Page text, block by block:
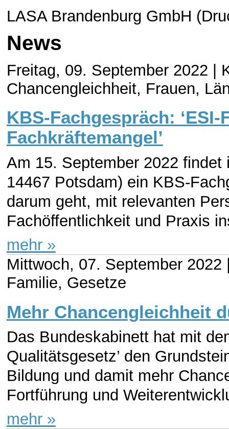
LASA Brandenburg GmbH
News
Freitag, 09. September 2022 |
Chancengleichheit, Frauen,
KBS-Fachgespräch:
Fachkräftemangel’
Am 15. September 2022
14467 Potsdam) ein KBS-
darum geht, mit relevanten
Fachöffentlichkeit und Praxis
mehr »
Mittwoch, 07. September 2022
Familie, Gesetze
Mehr Chancengleichheit
Das Bundeskabinett hat mit
Qualitätsgesetz’ den
Bildung und damit mehr
Fortführung und
mehr »